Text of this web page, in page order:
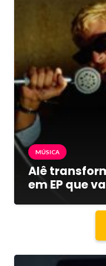
MÚSICA
Alê
em EP que